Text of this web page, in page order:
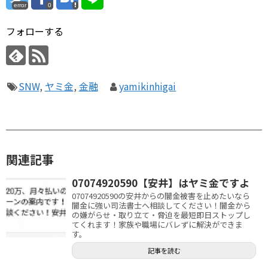
error 0
フォローする
SNW, ヤミ金, 金融 yamikinhigai
関連記事
07074920590【安井】はヤミ金ですよ
07074920590の安井からの闇金被害を止めたいなら
闇金に強い司法書士へ相談してください！闇金から
の嫌がらせ・取り立て・脅迫を最短即日ストップし
てくれます！家族や職場にバレずに解決ができま
す。
記事を読む